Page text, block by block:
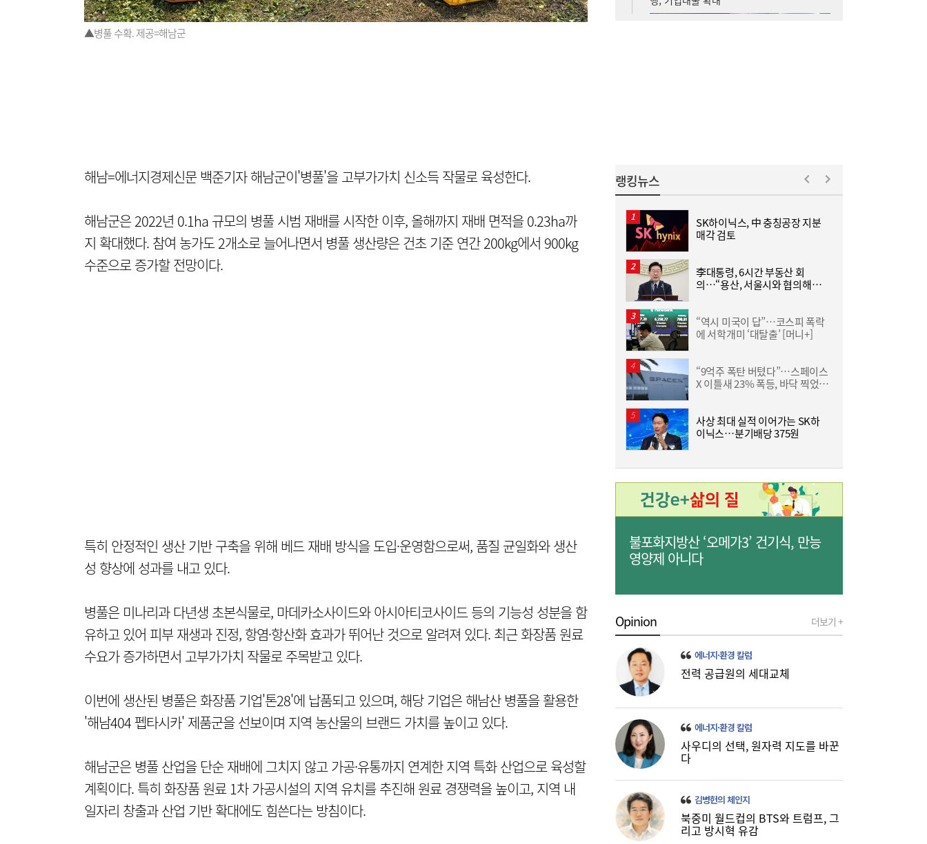
▲병풀 수확. 제공=해남군
해남=에너지경제신문 백준기자 해남군이'병풀'을 고부가가치 신소득 작물로 육성한다.
해남군은 2022년 0.1ha 규모의 병풀 시범 재배를 시작한 이후, 올해까지 재배 면적을 0.23ha까
지 확대했다. 참여 농가도 2개소로 늘어나면서 병풀 생산량은 건초 기준 연간 200kg에서 900kg
수준으로 증가할 전망이다.
특히 안정적인 생산 기반 구축을 위해 베드 재배 방식을 도입·운영함으로써, 품질 균일화와 생산
성 향상에 성과를 내고 있다.
병풀은 미나리과 다년생 초본식물로, 마데카소사이드와 아시아티코사이드 등의 기능성 성분을 함
유하고 있어 피부 재생과 진정, 항염·항산화 효과가 뛰어난 것으로 알려져 있다. 최근 화장품 원료
수요가 증가하면서 고부가가치 작물로 주목받고 있다.
이번에 생산된 병풀은 화장품 기업'톤28'에 납품되고 있으며, 해당 기업은 해남산 병풀을 활용한
'해남404 펩타시카' 제품군을 선보이며 지역 농산물의 브랜드 가치를 높이고 있다.
해남군은 병풀 산업을 단순 재배에 그치지 않고 가공·유통까지 연계한 지역 특화 산업으로 육성할
계획이다. 특히 화장품 원료 1차 가공시설의 지역 유치를 추진해 원료 경쟁력을 높이고, 지역 내
일자리 창출과 산업 기반 확대에도 힘쓴다는 방침이다.
11:15
이쯤되면 ‘내홍위’…국힘 윤리위원 또 사퇴,
윤리위 내부 갈등 확산
10:59
“9억주 폭탄 버텼다”…스페이스X 이틀새
23% 폭등, 바닥 찍었나 [머니+]
10:08 주유소 기름값 12주 연속 하락…다음주는?
09:10
가스공사 실적 상승에도 미수금 14조원…요
금 조정·지원 절실
랭킹뉴스
SK하이닉스, 中 충칭공장 지분
매각 검토
李대통령, 6시간 부동산 회
의…“용산, 서울시와 협의해야”
“역시 미국이 답”…코스피 폭락
에 서학개미 ‘대탈출’ [머니+]
“9억주 폭탄 버텼다”…스페이스
X 이틀새 23% 폭등, 바닥 찍었나
사상 최대 실적 이어가는 SK하
이닉스…분기배당 375원
불포화지방산 ‘오메가3’ 건기식, 만능
영양제 아니다
Opinion 더보기 +
에너지·환경 칼럼
전력 공급원의 세대교체
에너지·환경 칼럼
사우디의 선택, 원자력 지도를 바꾼
다
김병헌의 체인지
북중미 월드컵의 BTS와 트럼프, 그
리고 방시혁 유감